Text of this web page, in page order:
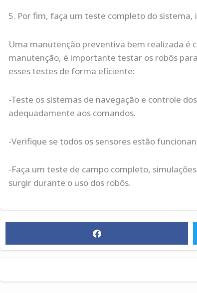
5. Por fim, faça um teste completo do sistema,
Uma manutenção preventiva bem realizada é
manutenção, é importante testar os robôs
esses testes de forma eficiente:
-Teste os sistemas de navegação e controle
adequadamente aos comandos.
-Verifique se todos os sensores estão
-Faça um teste de campo completo,
surgir durante o uso dos robôs.